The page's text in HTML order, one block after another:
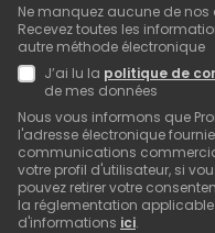
Ne manquez aucune de nos
Recevez toutes les
autre méthode électronique
J’ai lu la politique de
de mes données
Nous vous informons que
l'adresse électronique
communications
votre profil d'utilisateur, si
pouvez retirer votre
la réglementation
d'informations ici.